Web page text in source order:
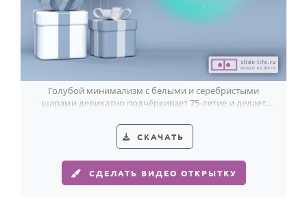
Голубой минимализм с белыми и серебристыми
шарами деликатно подчёркивает 75-летие и делает
СКАЧАТЬ
СДЕЛАТЬ ВИДЕО ОТКРЫТКУ